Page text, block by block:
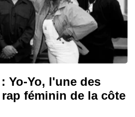
Yo-Yo, l'une des
féminin de la côte